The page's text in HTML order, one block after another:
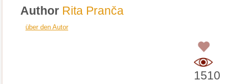
Author Rita Pranča
über den Autor
1510